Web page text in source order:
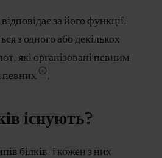
за його функції.
з одного або декількох
які організовані певним
певних
.
існують?
білків, і кожен з них